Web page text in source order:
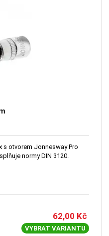
s otvorem Jonnesway Pro
normy DIN 3120.
62,00 Kč
VYBRAT VARIANTU